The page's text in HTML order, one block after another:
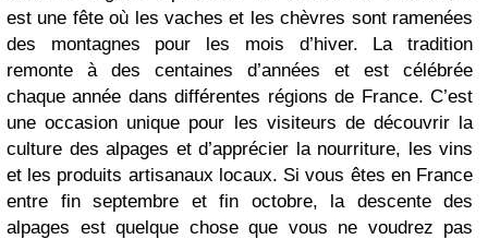
est une fête où les vaches et les chèvres sont ramenées
des montagnes pour les mois d’hiver. La tradition
remonte à des centaines d’années et est célébrée
chaque année dans différentes régions de France. C’est
une occasion unique pour les visiteurs de découvrir la
culture des alpages et d’apprécier la nourriture, les vins
et les produits artisanaux locaux. Si vous êtes en France
entre fin septembre et fin octobre, la descente des
alpages est quelque chose que vous ne voudrez pas